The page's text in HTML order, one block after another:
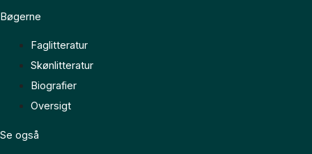
Bøgerne
Faglitteratur
Skønlitteratur
Biografier
Oversigt
Se også